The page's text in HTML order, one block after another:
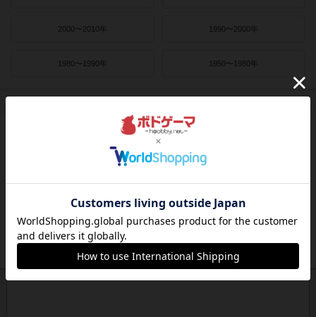
2000〜2010年 1990〜2000年
1980〜1990年 1950〜1980年
フリードマン・フリーゼ カナイセイジ
クレメンス・フランツ クリス・キリアムス